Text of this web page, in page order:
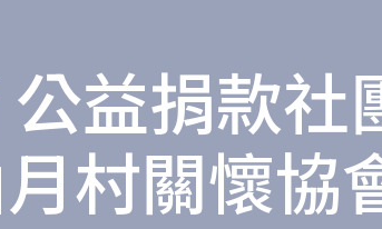
益捐款社
村關懷協